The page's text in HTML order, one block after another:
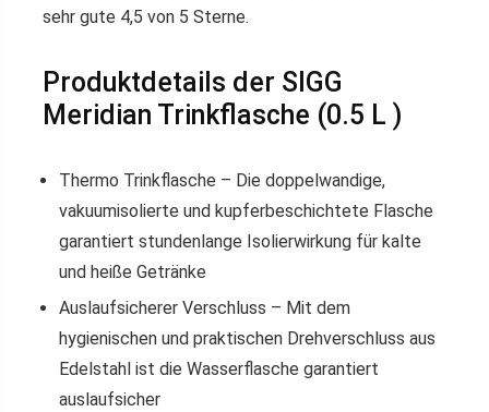
sehr gute 4,5 von 5 Sterne.
Produktdetails der SIGG
Meridian Trinkflasche (0.5 L )
Thermo Trinkflasche – Die doppelwandige,
vakuumisolierte und kupferbeschichtete Flasche
garantiert stundenlange Isolierwirkung für kalte
und heiße Getränke
Auslaufsicherer Verschluss – Mit dem
hygienischen und praktischen Drehverschluss aus
Edelstahl ist die Wasserflasche garantiert
auslaufsicher